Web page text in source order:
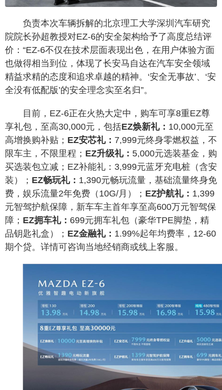
负责本次车辆拆解的北京理工大学深圳汽车研究
院院长孙超教授对EZ-6的安全架构给予了高度总结评
价：“EZ-6不仅在技术层面表现出色，在用户体验方面
也做得相当到位，体现了长安马自达在汽车安全领域
精益求精的态度和追求卓越的精神。‘安全无事故’、‘安
全没有低配版’的安全理念实至名归”。
目前，EZ-6正在火热大定中，购车可享8重EZ尊
享礼包，至高30,000元，包括EZ焕新礼： 10,000元至
高增换购补贴； EZ安芯礼： 7,999元终身零燃权益，不
限车主，不限里程； EZ升级礼： 5,000元选装基金，购
买选装包立减；EZ补能礼：3,999元蓝牙充电桩（含安
装）； EZ畅玩礼： 1,390元畅玩流量，基础流量终身免
费，娱乐流量2年免费（10G/月）； EZ护航礼： 1,399
元智驾护航保障，新车车主首年享至高600万元智驾保
障； EZ拥车礼： 699元拥车礼包（豪华TPE脚垫，精
品钥匙礼盒）； EZ金融礼： 1.99%起年均费率，12-60
期个贷。详情可咨询当地经销商或线上客服。